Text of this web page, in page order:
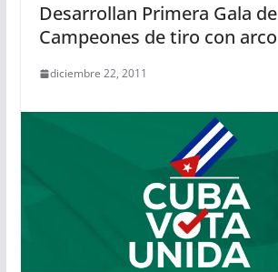
Desarrollan Primera Gala de
Campeones de tiro con arco
diciembre 22, 2011